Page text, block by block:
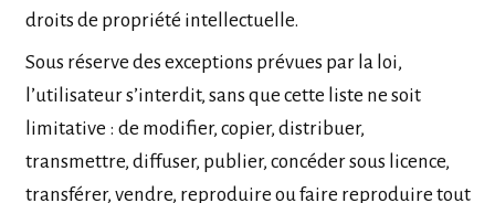
droits de propriété intellectuelle.
Sous réserve des exceptions prévues par la loi,
l’utilisateur s’interdit, sans que cette liste ne soit
limitative : de modifier, copier, distribuer,
transmettre, diffuser, publier, concéder sous licence,
transférer, vendre, reproduire ou faire reproduire tout